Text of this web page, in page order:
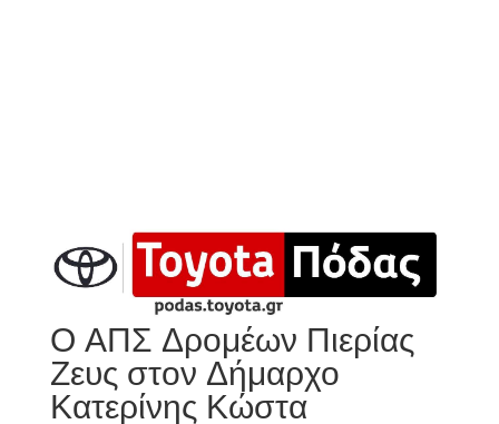
Ο ΑΠΣ Δρομέων Πιερίας
Ζευς στον Δήμαρχο
Κατερίνης Κώστα